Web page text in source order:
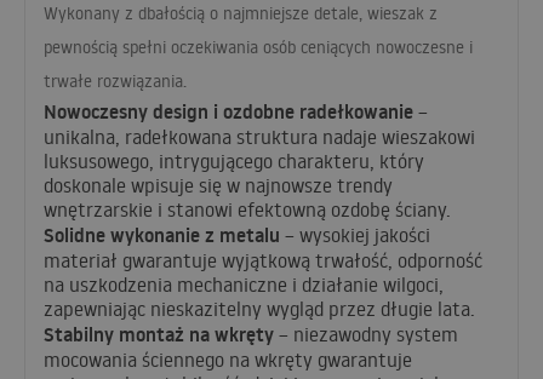
Wykonany z dbałością o najmniejsze detale, wieszak z
pewnością spełni oczekiwania osób ceniących nowoczesne i
trwałe rozwiązania.
Nowoczesny design i ozdobne radełkowanie –
unikalna, radełkowana struktura nadaje wieszakowi
luksusowego, intrygującego charakteru, który
doskonale wpisuje się w najnowsze trendy
wnętrzarskie i stanowi efektowną ozdobę ściany.
Solidne wykonanie z metalu – wysokiej jakości
materiał gwarantuje wyjątkową trwałość, odporność
na uszkodzenia mechaniczne i działanie wilgoci,
zapewniając nieskazitelny wygląd przez długie lata.
Stabilny montaż na wkręty – niezawodny system
mocowania ściennego na wkręty gwarantuje